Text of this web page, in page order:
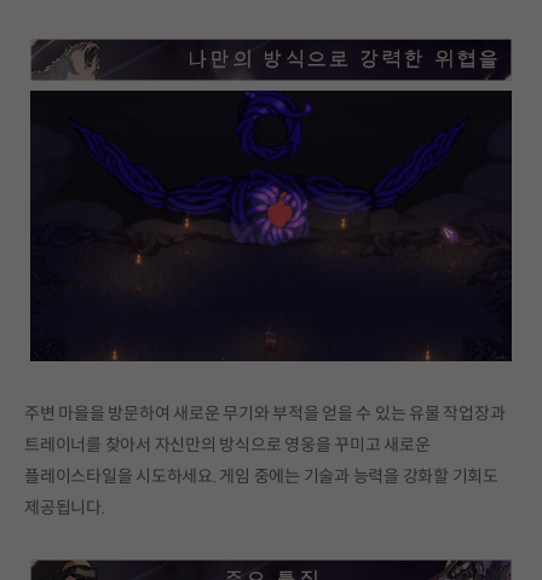
주변 마을을 방문하여 새로운 무기와 부적을 얻을 수 있는 유물 작업장과
트레이너를 찾아서 자신만의 방식으로 영웅을 꾸미고 새로운
플레이스타일을 시도하세요. 게임 중에는 기술과 능력을 강화할 기회도
제공됩니다.